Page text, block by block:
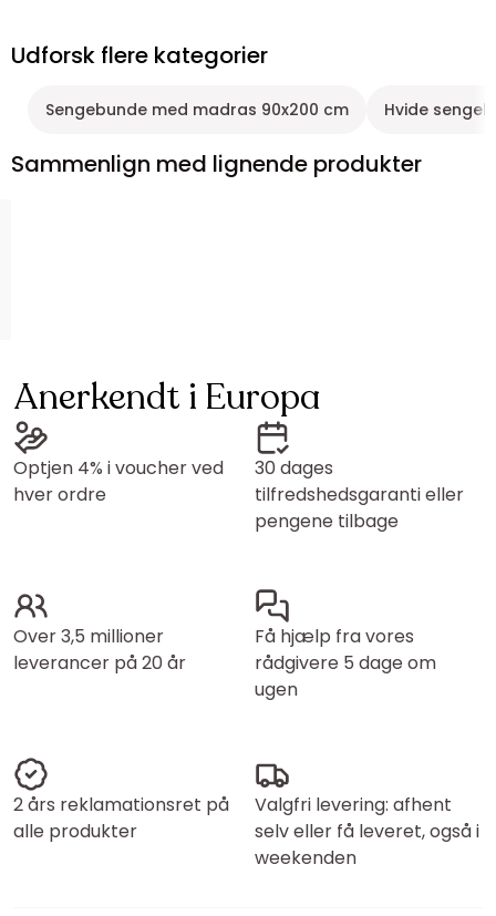
Udforsk flere kategorier
Sengebunde med madras 90x200 cm Hvide
Sammenlign med lignende produkter
Anerkendt i Europa
Optjen 4% i voucher ved
hver ordre
30 dages
tilfredshedsgaranti eller
pengene tilbage
Over 3,5 millioner
leverancer på 20 år
Få hjælp fra vores
rådgivere 5 dage om
ugen
2 års reklamationsret på
alle produkter
Valgfri levering: afhent
selv eller få leveret, også i
weekenden